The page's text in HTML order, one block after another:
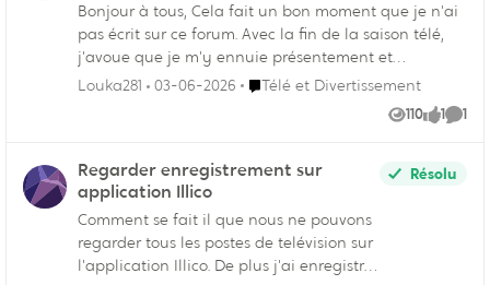
Bonjour à tous, Cela fait un bon moment que je n'ai
pas écrit sur ce forum. Avec la fin de la saison télé,
j'avoue que je m'y ennuie présentement et
j'aimerais lancer une discussion constructive, tout en
espérant attirer l'attention d'un responsable de
Vidéotron. Si un modérateur ou un agent officiel de
grandement qu'une personne en charge puisse me
contacter directement par téléphone pour en
discuter de vive voix. En faisant le tour des
plateformes ces jours-ci, mon constat est plutôt
décevant concernant l'offre francophone,
Louka281 03-06-2026 Endroit Télé et Divertissement
Télé et Divertissement
110
Vues 1
like 1
Regarder enregistrement sur
application Illico
Comment se fait il que nous ne pouvons
regarder tous les postes de telévision sur
l'application Illico. De plus j'ai enregistrer
Résolu